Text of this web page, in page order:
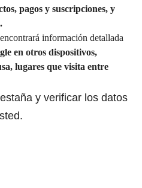
pagos y suscripciones, y
información detallada
en otros dispositivos,
lugares que visita entre
y verificar los datos